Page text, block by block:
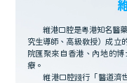
維港口腔是粵港知名醫
究生導師、高級教授）成立
院匯聚來自香港、內地的
療。
維港口腔踐行「醫道濟